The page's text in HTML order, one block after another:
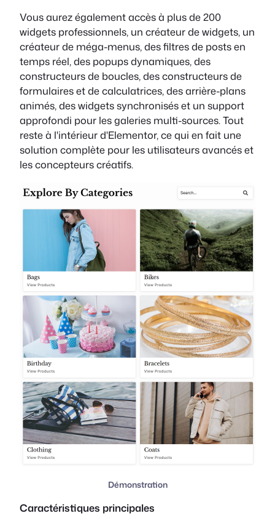
Vous aurez également accès à plus de 200
widgets professionnels, un créateur de widgets, un
créateur de méga-menus, des filtres de posts en
temps réel, des popups dynamiques, des
constructeurs de boucles, des constructeurs de
formulaires et de calculatrices, des arrière-plans
animés, des widgets synchronisés et un support
approfondi pour les galeries multi-sources. Tout
reste à l'intérieur d'Elementor, ce qui en fait une
solution complète pour les utilisateurs avancés et
les concepteurs créatifs.
Démonstration
Caractéristiques principales